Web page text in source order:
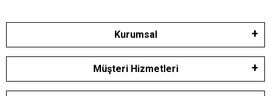
Kurumsal
Müşteri Hizmetleri